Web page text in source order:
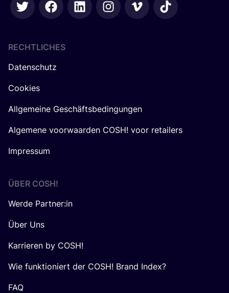
RECHTLICHES
Datenschutz
Cookies
Allgemeine Geschäftsbedingungen
Algemene voorwaarden COSH! voor retailers
Impressum
ÜBER COSH!
Werde Partner:in
Über Uns
Karrieren by COSH!
Wie funktioniert der COSH! Brand Index?
FAQ